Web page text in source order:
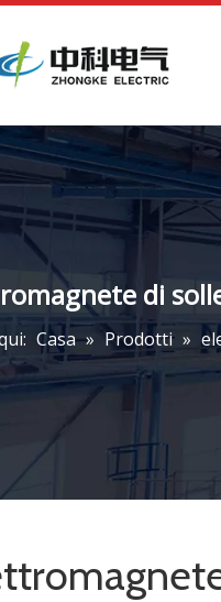
di
Casa » Prodotti »